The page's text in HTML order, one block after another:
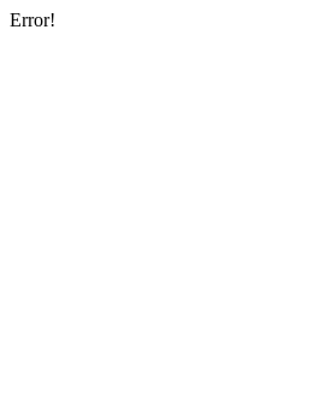
Error!